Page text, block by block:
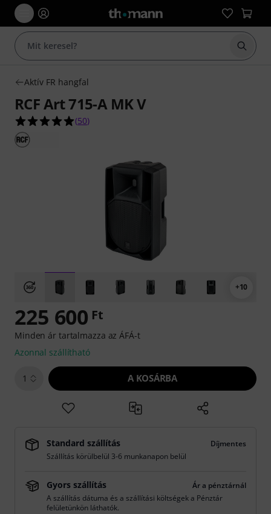
Aktív FR hangfal
RCF Art 715-A MK V
4.9/5 csillag, összesen 50 értékelés alapján
(50)
+10
225 600 Ft
Minden ár tartalmazza az ÁFÁ-t
Azonnal szállítható
1 A KOSÁRBA
Standard szállítás
Díjmentes
Szállítás körülbelül 3-6 munkanapon belül
Gyors szállítás
Ár a pénztárnál
A szállítás dátuma és a szállítási költségek a Pénztár
felületünkön láthatók.